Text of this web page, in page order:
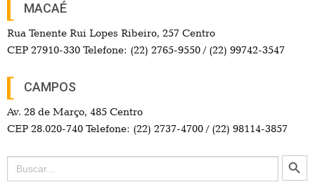
MACAÉ
Rua Tenente Rui Lopes Ribeiro, 257 Centro
CEP 27910-330 Telefone: (22) 2765-9550 / (22) 99742-3547
CAMPOS
Av. 28 de Março, 485 Centro
CEP 28.020-740 Telefone: (22) 2737-4700 / (22) 98114-3857
Search
for:
Search Button